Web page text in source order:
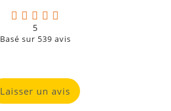
5
Basé sur 539 avis
Laisser un avis